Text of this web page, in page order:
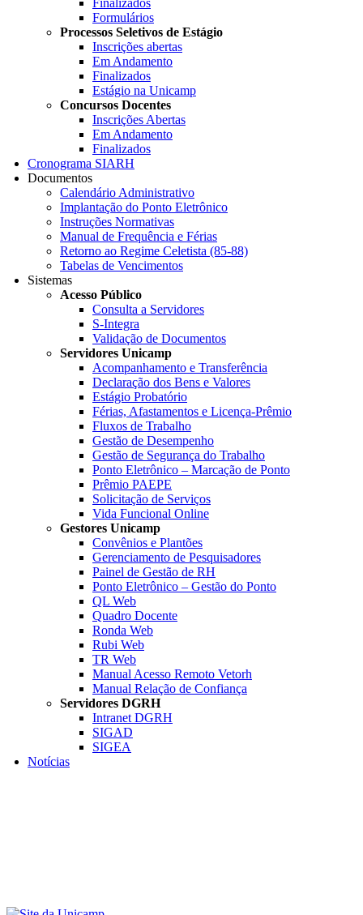
Formulários
Processos Seletivos de Estágio
Inscrições abertas
Em Andamento
Finalizados
Estágio na Unicamp
Concursos Docentes
Inscrições Abertas
Em Andamento
Finalizados
Cronograma SIARH
Documentos
Calendário Administrativo
Implantação do Ponto Eletrônico
Instruções Normativas
Manual de Frequência e Férias
Retorno ao Regime Celetista (85-88)
Tabelas de Vencimentos
Sistemas
Acesso Público
Consulta a Servidores
S-Integra
Validação de Documentos
Servidores Unicamp
Acompanhamento e Transferência
Declaração dos Bens e Valores
Estágio Probatório
Férias, Afastamentos e Licença-Prêmio
Fluxos de Trabalho
Gestão de Desempenho
Gestão de Segurança do Trabalho
Ponto Eletrônico – Marcação de Ponto
Prêmio PAEPE
Solicitação de Serviços
Vida Funcional Online
Gestores Unicamp
Convênios e Plantões
Gerenciamento de Pesquisadores
Painel de Gestão de RH
Ponto Eletrônico – Gestão do Ponto
QL Web
Quadro Docente
Ronda Web
Rubi Web
TR Web
Manual Acesso Remoto Vetorh
Manual Relação de Confiança
Servidores DGRH
Intranet DGRH
SIGAD
SIGEA
Notícias